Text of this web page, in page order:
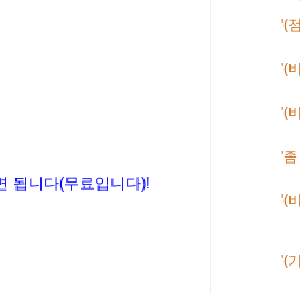
됩니다(무료입니다)!
'(
'(
'(
'
'(
'(